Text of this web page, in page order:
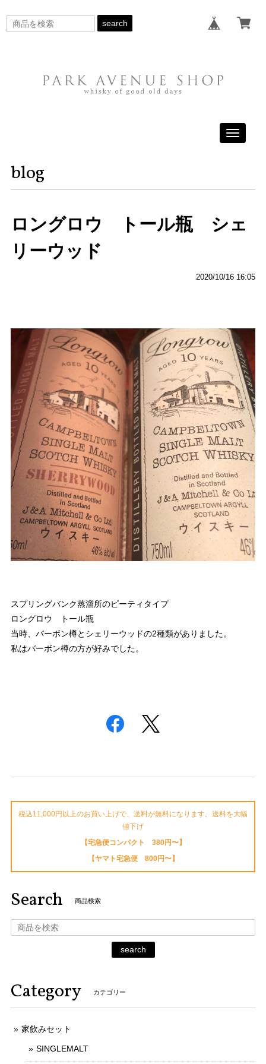
search
Toggle
blog
ロングロウ トール瓶 シェ
リーウッド
2020/10/16 16:05
スプリングバンク蒸溜所のピーティタイプ
ロングロウ トール瓶
当時、バーボン樽とシェリーウッドの2種類がありました。
私はバーボン樽の方が好みでした。
税込11,000円以上のお買い上げで、送料が無料になります。送料を大幅
値下げ
【宅急便コンパクト 380円〜】
【ヤマト宅急便 800円〜】
Search 商品検索
search
Category カテゴリー
家飲みセット
SINGLEMALT